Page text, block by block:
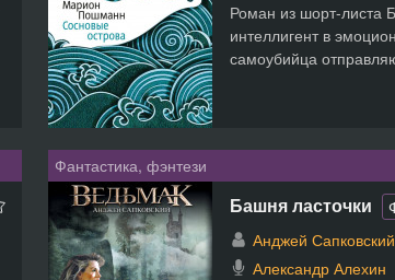
Роман из шорт-листа
интеллигент в
самоубийца
Фантастика, фэнтези
Башня ласточки
Анджей Сапковский
Александр Алехин